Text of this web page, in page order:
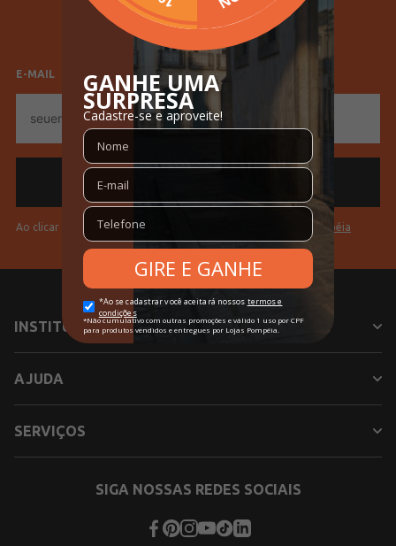
Feminino Masculino
E-MAIL
mail
Ao clicar em "Cadastrar" você aceita os Termos de Uso da Pompéia
INSTITUCIONAL
AJUDA
SERVIÇOS
SIGA NOSSAS REDES SOCIAIS